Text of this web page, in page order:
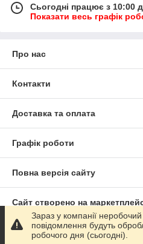
Сьогодні працює з 10:00
Показати весь графік
Про нас
Контакти
Доставка та оплата
Графік роботи
Повна версія сайту
Сайт створено на
Політика конфіденційності
Зараз у компанії
повідомлення будуть
робочого дня (сьогодні).